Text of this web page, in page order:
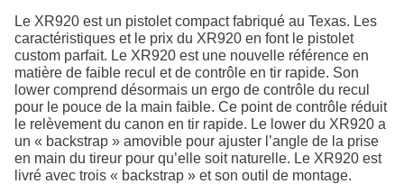
Le XR920 est un pistolet compact fabriqué au Texas. Les
caractéristiques et le prix du XR920 en font le pistolet
custom parfait. Le XR920 est une nouvelle référence en
matière de faible recul et de contrôle en tir rapide. Son
lower comprend désormais un ergo de contrôle du recul
pour le pouce de la main faible. Ce point de contrôle réduit
le relèvement du canon en tir rapide. Le lower du XR920 a
un « backstrap » amovible pour ajuster l’angle de la prise
en main du tireur pour qu’elle soit naturelle. Le XR920 est
livré avec trois « backstrap » et son outil de montage.